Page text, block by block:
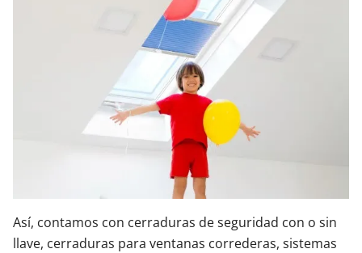
Así, contamos con cerraduras de seguridad con o sin
llave, cerraduras para ventanas correderas, sistemas